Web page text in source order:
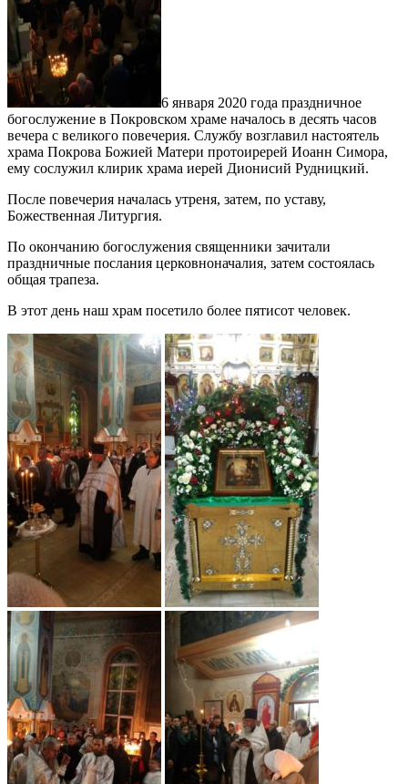
6 января 2020 года праздничное
богослужение в Покровском храме началось в десять часов
вечера с великого повечерия. Службу возглавил настоятель
храма Покрова Божией Матери протоиререй Иоанн Симора,
ему сослужил клирик храма иерей Дионисий Рудницкий.
После повечерия началась утреня, затем, по уставу,
Божественная Литургия.
По окончанию богослужения священники зачитали
праздничные послания церковноначалия, затем состоялась
общая трапеза.
В этот день наш храм посетило более пятисот человек.